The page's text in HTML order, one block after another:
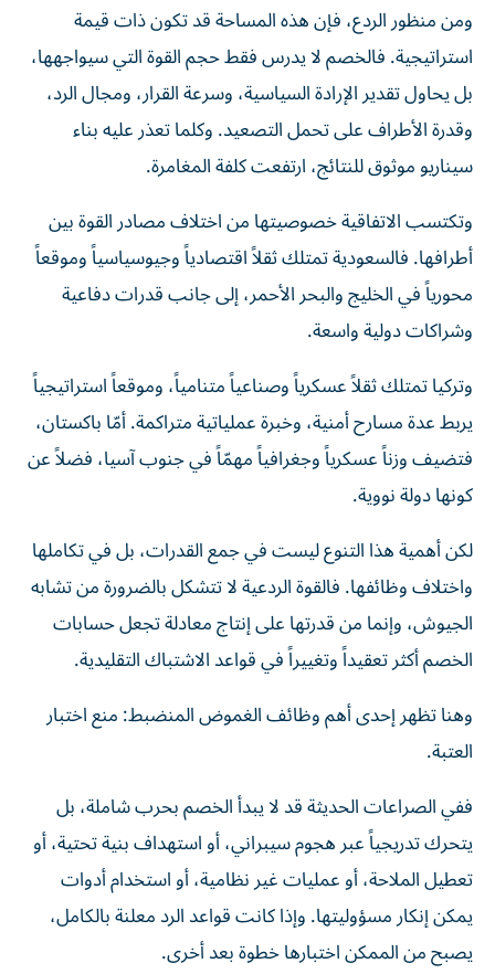
ومن منظور الردع، فإن هذه المساحة قد تكون ذات قيمة
استراتيجية. فالخصم لا يدرس فقط حجم القوة التي سيواجهها،
بل يحاول تقدير الإرادة السياسية، وسرعة القرار، ومجال الرد،
وقدرة الأطراف على تحمل التصعيد. وكلما تعذر عليه بناء
سيناريو موثوق للنتائج، ارتفعت كلفة المغامرة.
وتكتسب الاتفاقية خصوصيتها من اختلاف مصادر القوة بين
أطرافها. فالسعودية تمتلك ثقلاً اقتصادياً وجيوسياسياً وموقعاً
محورياً في الخليج والبحر الأحمر، إلى جانب قدرات دفاعية
وشراكات دولية واسعة.
وتركيا تمتلك ثقلاً عسكرياً وصناعياً متنامياً، وموقعاً استراتيجياً
يربط عدة مسارح أمنية، وخبرة عملياتية متراكمة. أمّا باكستان،
فتضيف وزناً عسكرياً وجغرافياً مهمّاً في جنوب آسيا، فضلاً عن
كونها دولة نووية.
لكن أهمية هذا التنوع ليست في جمع القدرات، بل في تكاملها
واختلاف وظائفها. فالقوة الردعية لا تتشكل بالضرورة من تشابه
الجيوش، وإنما من قدرتها على إنتاج معادلة تجعل حسابات
الخصم أكثر تعقيداً وتغييراً في قواعد الاشتباك التقليدية.
وهنا تظهر إحدى أهم وظائف الغموض المنضبط: منع اختبار
العتبة.
ففي الصراعات الحديثة قد لا يبدأ الخصم بحرب شاملة، بل
يتحرك تدريجياً عبر هجوم سيبراني، أو استهداف بنية تحتية، أو
تعطيل الملاحة، أو عمليات غير نظامية، أو استخدام أدوات
يمكن إنكار مسؤوليتها. وإذا كانت قواعد الرد معلنة بالكامل،
يصبح من الممكن اختبارها خطوة بعد أخرى.